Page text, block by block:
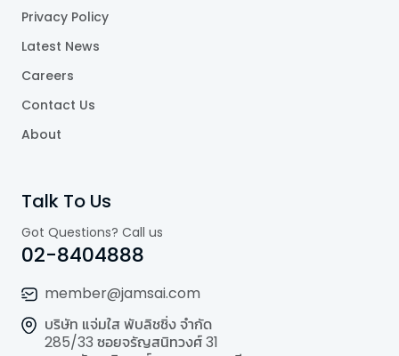
Privacy Policy
Latest News
Careers
Contact Us
About
Talk To Us
Got Questions? Call us
02-8404888
member@jamsai.com
บริษัท แจ่มใส พับลิชชิ่ง จำกัด
285/33 ซอยจรัญสนิทวงศ์ 31